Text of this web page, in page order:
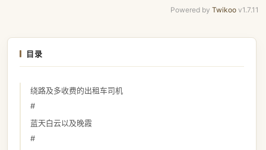
Powered by Twikoo v1.7.11
目录
绕路及多收费的出租车司机
#
蓝天白云以及晚霞
#